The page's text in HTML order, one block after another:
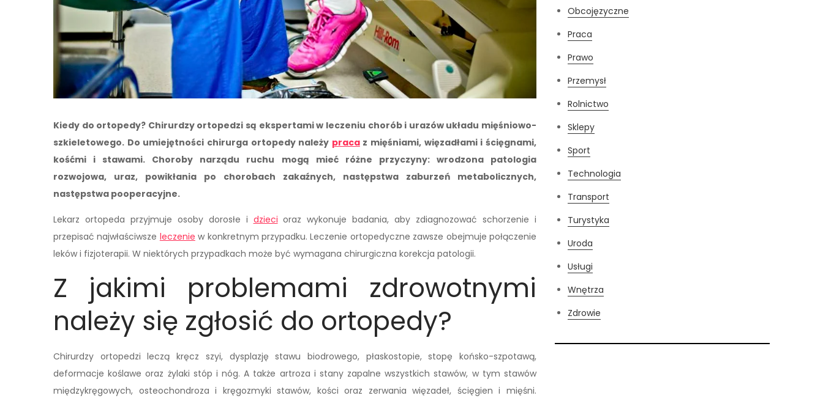
Kiedy do ortopedy? Chirurdzy ortopedzi są ekspertami w leczeniu chorób i urazów układu mięśniowo-
szkieletowego. Do umiejętności chirurga ortopedy należy pracaz mięśniami, więzadłami i ścięgnami,
kośćmi i stawami. Choroby narządu ruchu mogą mieć różne przyczyny: wrodzona patologia
rozwojowa, uraz, powikłania po chorobach zakaźnych, następstwa zaburzeń metabolicznych,
następstwa pooperacyjne.
Lekarz ortopeda przyjmuje osoby dorosłe i dzieci oraz wykonuje badania, aby zdiagnozować schorzenie i
przepisać najwłaściwsze leczenie w konkretnym przypadku. Leczenie ortopedyczne zawsze obejmuje połączenie
leków i fizjoterapii. W niektórych przypadkach może być wymagana chirurgiczna korekcja patologii.
Z jakimi problemami zdrowotnymi
należy się zgłosić do ortopedy?
Chirurdzy ortopedzi leczą kręcz szyi, dysplazję stawu biodrowego, płaskostopie, stopę końsko-szpotawą,
deformacje koślawe oraz żylaki stóp i nóg. A także artroza i stany zapalne wszystkich stawów, w tym stawów
międzykręgowych, osteochondroza i kręgozmyki stawów, kości oraz zerwania więzadeł, ścięgien i mięśni.
Obcojęzyczne
Praca
Prawo
Przemysł
Rolnictwo
Sklepy
Sport
Technologia
Transport
Turystyka
Uroda
Usługi
Wnętrza
Zdrowie